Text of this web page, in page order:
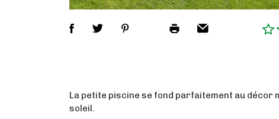
La petite piscine se fond parfaitement au décor
soleil.